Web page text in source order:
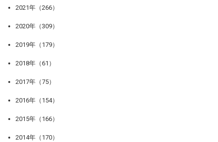
2021年（266）
2020年（309）
2019年（179）
2018年（61）
2017年（75）
2016年（154）
2015年（166）
2014年（170）